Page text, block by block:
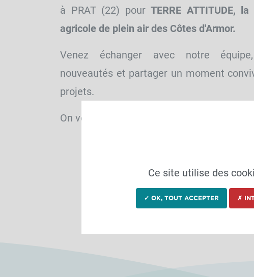
à PRAT (22) pourTERRE ATTITUDE,
agricole de plein air des Côtes d'Armor.
Venez échanger avec notre
nouveautés et partager un moment
projets.
On vous attend nombreux ! 👋
Ce site utilise des
✓ OK, TOUT ACCEPTER ✗